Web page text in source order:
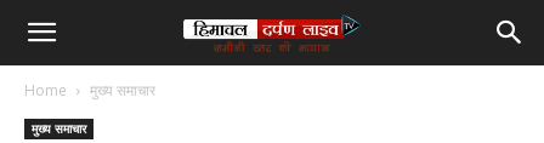
हिमाचल
Home मुख्य समाचार
मुख्य समाचार